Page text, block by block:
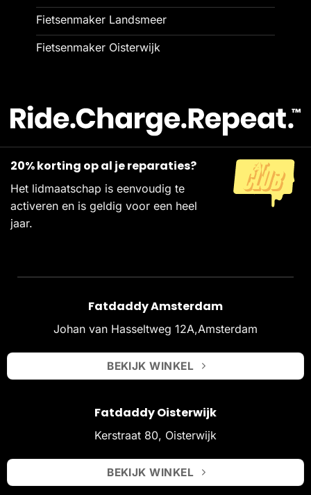
Fietsenmaker Landsmeer
Fietsenmaker Oisterwijk
20% korting op al je reparaties?
Het lidmaatschap is eenvoudig te
activeren en is geldig voor een heel
jaar.
Fatdaddy Amsterdam
Johan van Hasseltweg 12A,Amsterdam
BEKIJK WINKEL
Fatdaddy Oisterwijk
Kerstraat 80, Oisterwijk
BEKIJK WINKEL